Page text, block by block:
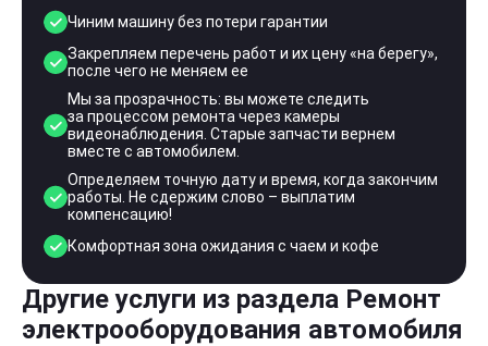
Чиним машину без потери гарантии
Закрепляем перечень работ и их цену «на берегу»,
после чего не меняем ее
Мы за прозрачность: вы можете следить
за процессом ремонта через камеры
видеонаблюдения. Старые запчасти вернем
вместе с автомобилем.
Определяем точную дату и время, когда закончим
работы. Не сдержим слово – выплатим
компенсацию!
Комфортная зона ожидания с чаем и кофе
Другие услуги из раздела Ремонт
электрооборудования автомобиля